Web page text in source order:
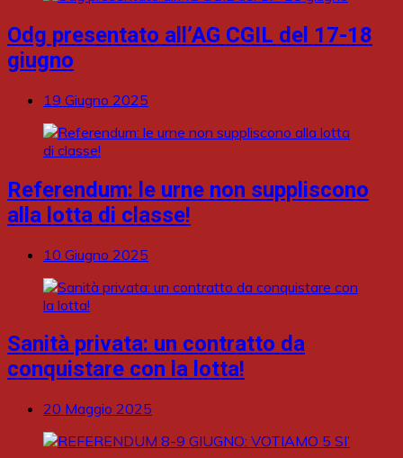
Odg presentato all’AG CGIL del 17-18
giugno
19 Giugno 2025
Referendum: le urne non suppliscono
alla lotta di classe!
10 Giugno 2025
Sanità privata: un contratto da
conquistare con la lotta!
20 Maggio 2025